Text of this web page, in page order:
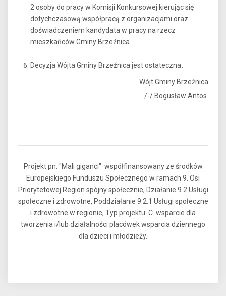
2 osoby do pracy w Komisji Konkursowej kierując się
dotychczasową współpracą z organizacjami oraz
doświadczeniem kandydata w pracy na rzecz
mieszkańców Gminy Brzeźnica.
Decyzja Wójta Gminy Brzeźnica jest ostateczna.
Wójt Gminy Brzeźnica
/-/ Bogusław Antos
Projekt pn. "Mali giganci" współfinansowany ze środków
Europejskiego Funduszu Społecznego w ramach 9. Osi
Priorytetowej Region spójny społecznie, Działanie 9.2 Usługi
społeczne i zdrowotne, Poddziałanie 9.2.1 Usługi społeczne
i zdrowotne w regionie, Typ projektu: C. wsparcie dla
tworzenia i/lub działalności placówek wsparcia dziennego
dla dzieci i młodzieży.